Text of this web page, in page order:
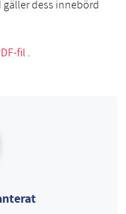
dess innebörd
fil.